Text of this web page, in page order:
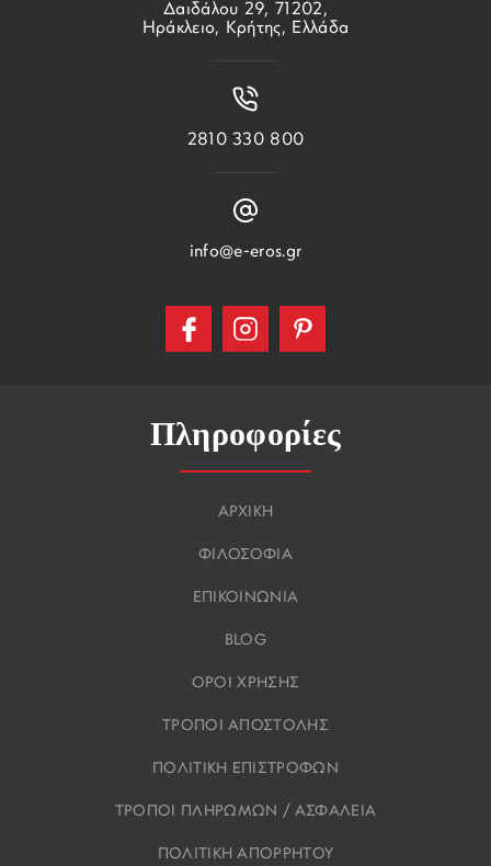
Πληροφορίες
ΑΡΧΙΚΗ
ΦΙΛΟΣΟΦΙΑ
ΕΠΙΚΟΙΝΩΝΙΑ
BLOG
ΟΡΟΙ ΧΡΗΣΗΣ
ΤΡΟΠΟΙ ΑΠΟΣΤΟΛΗΣ
ΠΟΛΙΤΙΚΗ ΕΠΙΣΤΡΟΦΩΝ
ΤΡΟΠΟΙ ΠΛΗΡΩΜΩΝ / ΑΣΦΑΛΕΙΑ
ΠΟΛΙΤΙΚΗ ΑΠΟΡΡΗΤΟΥ
Δαιδάλου 29, 71202,
Ηράκλειο, Κρήτης, Ελλάδα
2810 330 800
info@e-eros.gr